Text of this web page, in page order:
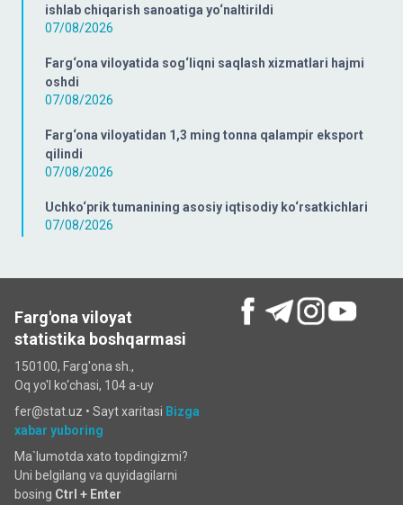
ishlab chiqarish sanoatiga yo‘naltirildi
07/08/2026
Farg‘ona viloyatida sog‘liqni saqlash xizmatlari hajmi
oshdi
07/08/2026
Farg‘ona viloyatidan 1,3 ming tonna qalampir eksport
qilindi
07/08/2026
Uchko‘prik tumanining asosiy iqtisodiy ko‘rsatkichlari
07/08/2026
Farg'ona viloyat
statistika boshqarmasi
150100, Farg'ona sh.,
Oq yo'l ko‘chаsi, 104 a-uy
fer@stat.uz • Sayt xaritasi Bizga
xabar yuboring
Ma`lumotda xato topdingizmi?
Uni belgilang va quyidagilarni
bosing Ctrl + Enter